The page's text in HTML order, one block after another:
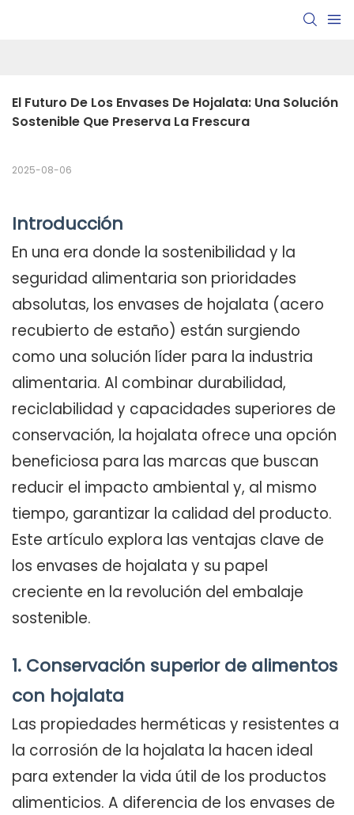
El Futuro De Los Envases De Hojalata: Una Solución
Sostenible Que Preserva La Frescura
2025-08-06
Introducción
En una era donde la sostenibilidad y la
seguridad alimentaria son prioridades
absolutas, los envases de hojalata (acero
recubierto de estaño) están surgiendo
como una solución líder para la industria
alimentaria. Al combinar durabilidad,
reciclabilidad y capacidades superiores de
conservación, la hojalata ofrece una opción
beneficiosa para las marcas que buscan
reducir el impacto ambiental y, al mismo
tiempo, garantizar la calidad del producto.
Este artículo explora las ventajas clave de
los envases de hojalata y su papel
creciente en la revolución del embalaje
sostenible.
1. Conservación superior de alimentos
con hojalata
Las propiedades herméticas y resistentes a
la corrosión de la hojalata la hacen ideal
para extender la vida útil de los productos
alimenticios. A diferencia de los envases de